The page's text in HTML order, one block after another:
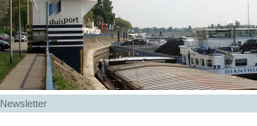
Newsletter